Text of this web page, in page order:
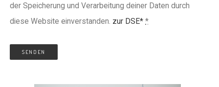
der Speicherung und Verarbeitung deiner Daten durch
diese Website einverstanden. zur DSE* *